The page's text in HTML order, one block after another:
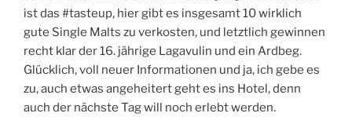
ist das #tasteup, hier gibt es insgesamt 10 wirklich
gute Single Malts zu verkosten, und letztlich gewinnen
recht klar der 16. jährige Lagavulin und ein Ardbeg.
Glücklich, voll neuer Informationen und ja, ich gebe es
zu, auch etwas angeheitert geht es ins Hotel, denn
auch der nächste Tag will noch erlebt werden.